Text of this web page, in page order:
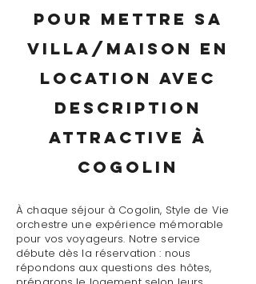
pour mettre sa
villa/maison en
location avec
description
attractive à
Cogolin
À chaque séjour à Cogolin, Style de Vie
orchestre une expérience mémorable
pour vos voyageurs. Notre service
débute dès la réservation : nous
répondons aux questions des hôtes,